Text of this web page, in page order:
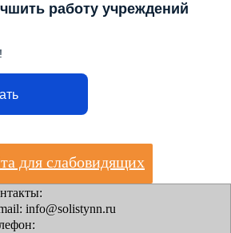
работу учреждений
для слабовидящих
info@solistynn.ru